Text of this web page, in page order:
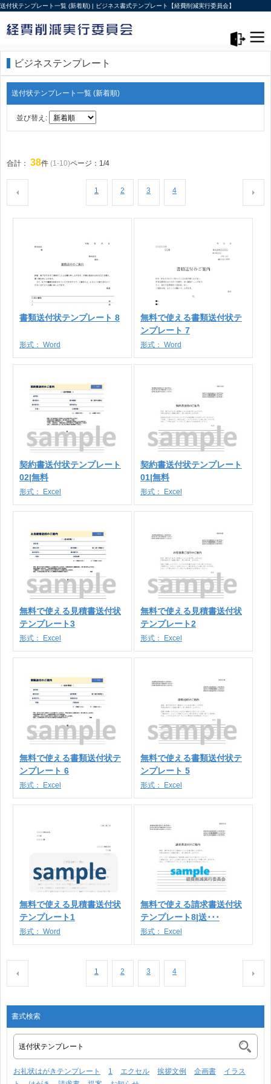
送付状テンプレート一覧 (新着順) | ビジネス書式テンプレート【経費削減実行委員会】
ビジネステンプレート
送付状テンプレート一覧 (新着順)
並び替え:
合計： 38件 (1-10)ページ：1/4
1 2 3 4
書類送付状テンプレート 8
形式： Word
無料で使える書類送付状テ
ンプレート 7
形式： Word
契約書送付状テンプレート
02|無料
形式： Excel
契約書送付状テンプレート
01|無料
形式： Excel
無料で使える見積書送付状
テンプレート3
形式： Excel
無料で使える見積書送付状
テンプレート2
形式： Excel
無料で使える書類送付状テ
ンプレート 6
形式： Excel
無料で使える書類送付状テ
ンプレート 5
形式： Excel
無料で使える見積書送付状
テンプレート1
形式： Word
無料で使える請求書送付状
テンプレート8|送･･･
形式： Excel
1 2 3 4
書式検索
お礼状はがきテンプレート 1 エクセル 挨拶文例 企画書
イラス